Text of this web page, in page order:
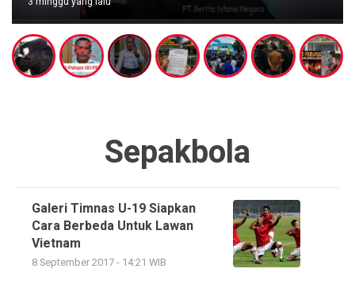
Sepakbola
Galeri Timnas U-19 Siapkan
Cara Berbeda Untuk Lawan
Vietnam
8 September 2017 - 14:21 WIB